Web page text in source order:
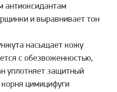
антиоксидантам
и выравнивает тон
насыщает кожу
с обезвоженностью,
уплотняет защитный
цимицифуги